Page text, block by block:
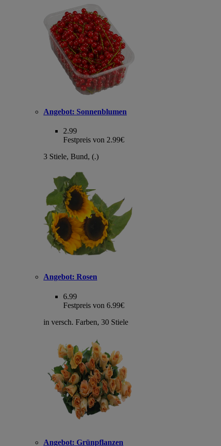
Angebot: Sonnenblumen
2.99
Festpreis von 2.99€
3 Stiele, Bund, (.)
Angebot: Rosen
6.99
Festpreis von 6.99€
in versch. Farben, 30 Stiele
Angebot: Grünpflanzen